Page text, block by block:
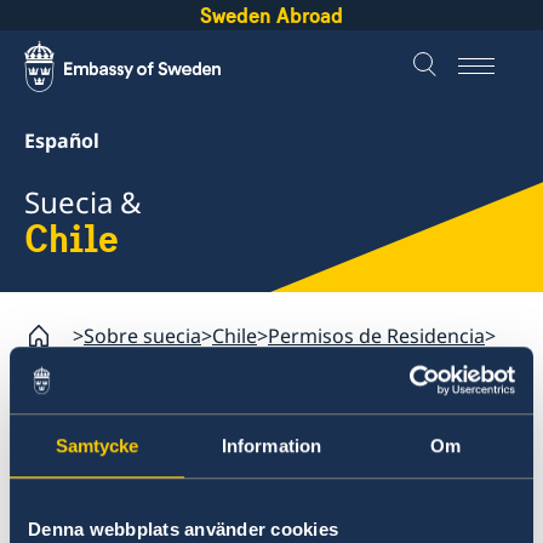
Samtycke Information Om
Denna webbplats använder cookies
Sweden Abroad
Español
Suecia &
Chile
Sobre suecia Chile Permisos de Residencia
Working Holiday
¿Se puede viajar a Suecia antes de que